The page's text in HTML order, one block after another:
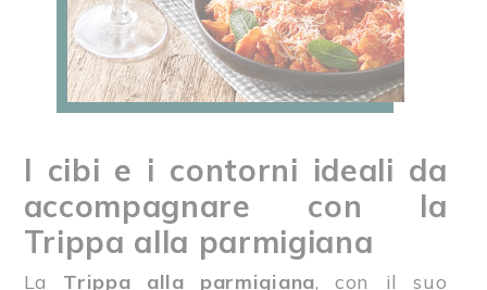
I cibi e i contorni ideali da
accompagnare con la
Trippa alla parmigiana
La Trippa alla parmigiana, con il suo